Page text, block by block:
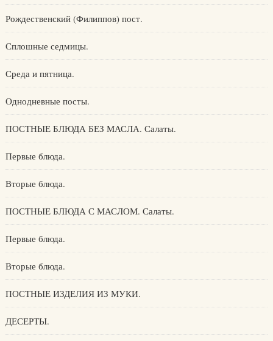
Рождественский (Филиппов) пост.
Сплошные седмицы.
Среда и пятница.
Однодневные посты.
ПОСТНЫЕ БЛЮДА БЕЗ МАСЛА. Салаты.
Первые блюда.
Вторые блюда.
ПОСТНЫЕ БЛЮДА С МАСЛОМ. Салаты.
Первые блюда.
Вторые блюда.
ПОСТНЫЕ ИЗДЕЛИЯ ИЗ МУКИ.
ДЕСЕРТЫ.